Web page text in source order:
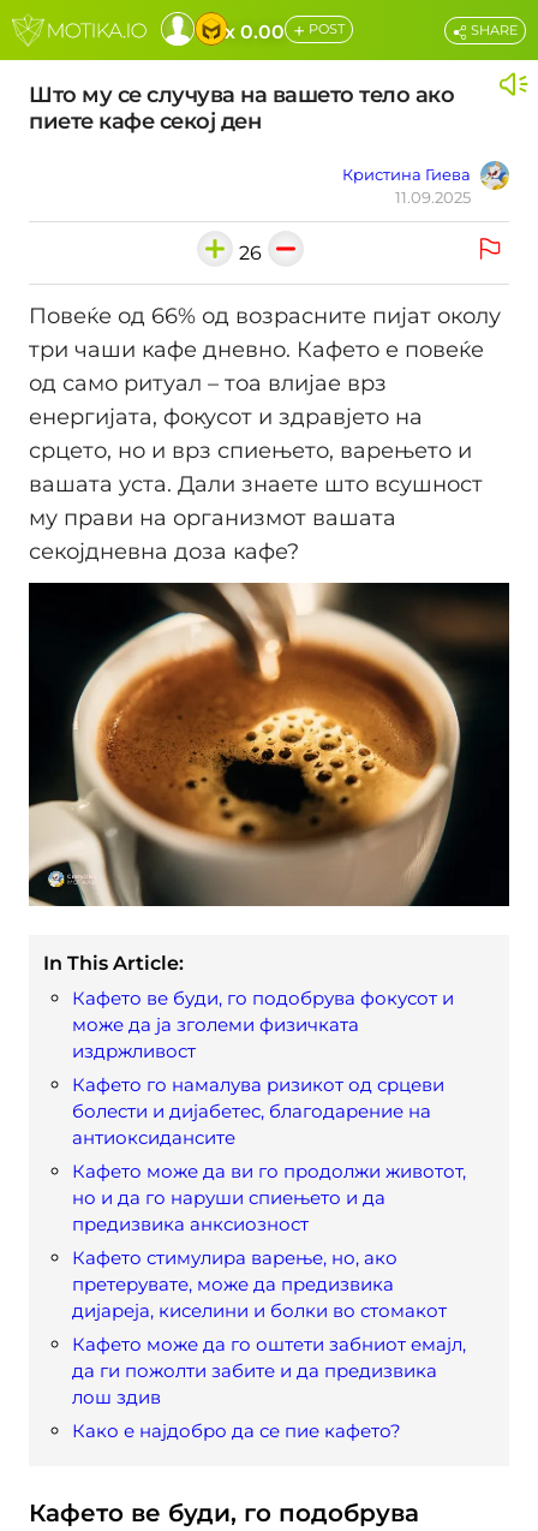
x 0.00 + POST
Што му се случува на вашето тело ако
пиете кафе секој ден
Кристина Гиева
11.09.2025
SHARE
26
Повеќе од 66% од возрасните пијат околу
три чаши кафе дневно. Кафето е повеќе
од само ритуал – тоа влијае врз
енергијата, фокусот и здравјето на
срцето, но и врз спиењето, варењето и
вашата уста. Дали знаете што всушност
му прави на организмот вашата
секојдневна доза кафе?
In This Article:
Кафето ве буди, го подобрува фокусот и
може да ја зголеми физичката
издржливост
Кафето го намалува ризикот од срцеви
болести и дијабетес, благодарение на
антиоксидансите
Кафето може да ви го продолжи животот,
но и да го наруши спиењето и да
предизвика анксиозност
Кафето стимулира варење, но, ако
претерувате, може да предизвика
дијареја, киселини и болки во стомакот
Кафето може да го оштети забниот емајл,
да ги пожолти забите и да предизвика
лош здив
Како е најдобро да се пие кафето?
Кафето ве буди, го подобрува